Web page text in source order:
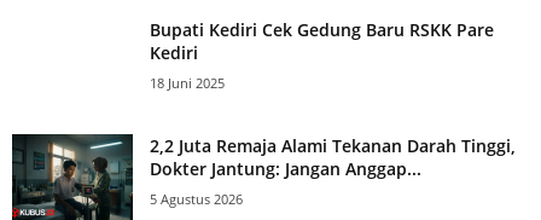
Bupati Kediri Cek Gedung Baru RSKK Pare
Kediri
18 Juni 2025
2,2 Juta Remaja Alami Tekanan Darah Tinggi,
Dokter Jantung: Jangan Anggap...
5 Agustus 2026